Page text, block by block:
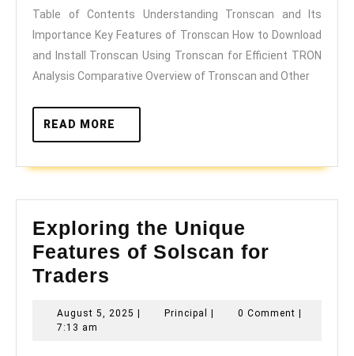
the
TRON
Blockchain
Confidence
Table of Contents Understanding Tronscan and Its
Importance Key Features of Tronscan How to Download
and Install Tronscan Using Tronscan for Efficient TRON
Analysis Comparative Overview of Tronscan and Other
READ MORE
MORE
Exploring the Unique
Features of Solscan for
Traders
Unique
August 5, 2025 August
| Principal Principal
| 0 Comment |
7:13 am